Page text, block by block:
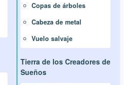
Copas de árboles
Cabeza de metal
Vuelo salvaje
Tierra de los Creadores de
Sueños